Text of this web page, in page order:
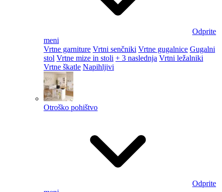
Odprite
meni
Vrtne garniture Vrtni senčniki Vrtne gugalnice Gugalni
stol Vrtne mize in stoli + 3 naslednja Vrtni ležalniki
Vrtne škatle Napihljivi
Otroško pohištvo
Odprite